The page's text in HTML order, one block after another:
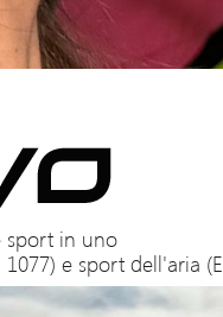
sport in uno
e sport dell'aria